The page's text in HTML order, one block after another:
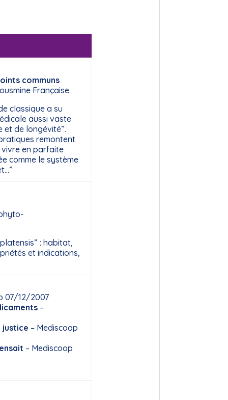
communs
Française.
classique a su
aussi vaste
et de longévité”.
remontent
en parfaite
comme le système
: habitat,
et indications,
07/12/2007
–
justice – Mediscoop
– Mediscoop